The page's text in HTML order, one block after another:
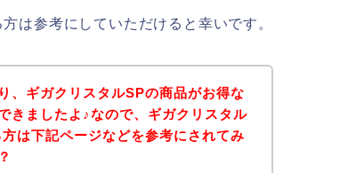
は参考にしていただけると幸いです。
、ギガクリスタルSPの商品がお得な
きましたよ♪なので、ギガクリスタル
は下記ページなどを参考にされてみ